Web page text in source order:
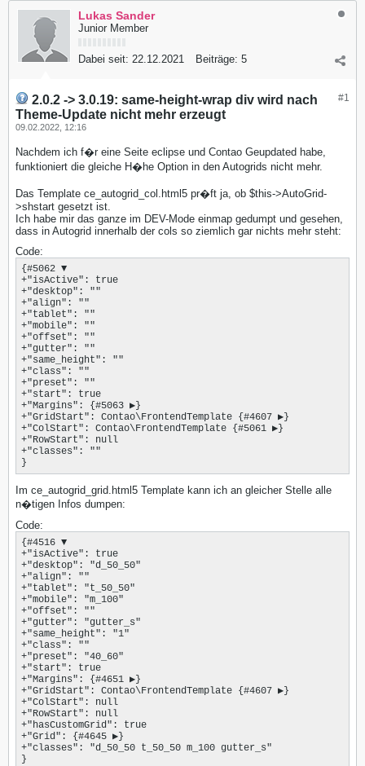
Lukas Sander
Junior Member
Dabei seit: 22.12.2021 Beiträge: 5
#1
2.0.2 -> 3.0.19: same-height-wrap div wird nach
Theme-Update nicht mehr erzeugt
09.02.2022, 12:16
Nachdem ich f�r eine Seite eclipse und Contao Geupdated habe,
funktioniert die gleiche H�he Option in den Autogrids nicht mehr.
Das Template ce_autogrid_col.html5 pr�ft ja, ob $this->AutoGrid-
>shstart gesetzt ist.
Ich habe mir das ganze im DEV-Mode einmap gedumpt und gesehen,
dass in Autogrid innerhalb der cols so ziemlich gar nichts mehr steht:
Code:
{#5062 ▼
+"isActive": true
+"desktop": ""
+"align": ""
+"tablet": ""
+"mobile": ""
+"offset": ""
+"gutter": ""
+"same_height": ""
+"class": ""
+"preset": ""
+"start": true
+"Margins": {#5063 ▶}
+"GridStart": Contao\FrontendTemplate {#4607 ▶}
+"ColStart": Contao\FrontendTemplate {#5061 ▶}
+"RowStart": null
+"classes": ""
}
Im ce_autogrid_grid.html5 Template kann ich an gleicher Stelle alle
n�tigen Infos dumpen:
Code:
{#4516 ▼
+"isActive": true
+"desktop": "d_50_50"
+"align": ""
+"tablet": "t_50_50"
+"mobile": "m_100"
+"offset": ""
+"gutter": "gutter_s"
+"same_height": "1"
+"class": ""
+"preset": "40_60"
+"start": true
+"Margins": {#4651 ▶}
+"GridStart": Contao\FrontendTemplate {#4607 ▶}
+"ColStart": null
+"RowStart": null
+"hasCustomGrid": true
+"Grid": {#4645 ▶}
+"classes": "d_50_50 t_50_50 m_100 gutter_s"
}